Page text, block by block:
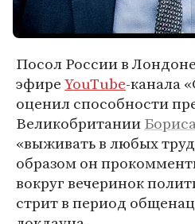
Посол России в Лондоне
эфиреYouTube-канала
оценил способности
Великобритании
«выживать в любых
образом он
вокруг вечеринок
стрит в период